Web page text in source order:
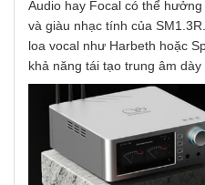
Audio hay Focal có thể
và giàu nhạc tính của
loa vocal như Harbeth hoặc
khả năng tái tạo trung âm